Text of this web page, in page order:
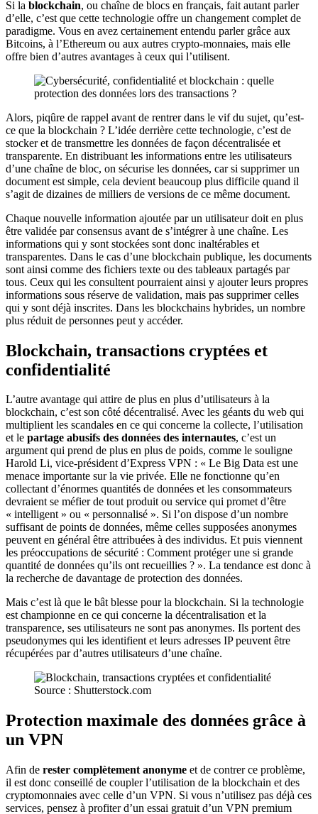
Si la blockchain, ou chaîne de blocs en français, fait autant parler
d’elle, c’est que cette technologie offre un changement complet de
paradigme. Vous en avez certainement entendu parler grâce aux
Bitcoins, à l’Ethereum ou aux autres crypto-monnaies, mais elle
offre bien d’autres avantages à ceux qui l’utilisent.
Alors, piqûre de rappel avant de rentrer dans le vif du sujet, qu’est-
ce que la blockchain ? L’idée derrière cette technologie, c’est de
stocker et de transmettre les données de façon décentralisée et
transparente. En distribuant les informations entre les utilisateurs
d’une chaîne de bloc, on sécurise les données, car si supprimer un
document est simple, cela devient beaucoup plus difficile quand il
s’agit de dizaines de milliers de versions de ce même document.
Chaque nouvelle information ajoutée par un utilisateur doit en plus
être validée par consensus avant de s’intégrer à une chaîne. Les
informations qui y sont stockées sont donc inaltérables et
transparentes. Dans le cas d’une blockchain publique, les documents
sont ainsi comme des fichiers texte ou des tableaux partagés par
tous. Ceux qui les consultent pourraient ainsi y ajouter leurs propres
informations sous réserve de validation, mais pas supprimer celles
qui y sont déjà inscrites. Dans les blockchains hybrides, un nombre
plus réduit de personnes peut y accéder.
Blockchain, transactions cryptées et
confidentialité
L’autre avantage qui attire de plus en plus d’utilisateurs à la
blockchain, c’est son côté décentralisé. Avec les géants du web qui
multiplient les scandales en ce qui concerne la collecte, l’utilisation
et le partage abusifs des données des internautes, c’est un
argument qui prend de plus en plus de poids, comme le souligne
Harold Li, vice-président d’Express VPN : « Le Big Data est une
menace importante sur la vie privée. Elle ne fonctionne qu’en
collectant d’énormes quantités de données et les consommateurs
devraient se méfier de tout produit ou service qui promet d’être
« intelligent » ou « personnalisé ». Si l’on dispose d’un nombre
suffisant de points de données, même celles supposées anonymes
peuvent en général être attribuées à des individus. Et puis viennent
les préoccupations de sécurité : Comment protéger une si grande
quantité de données qu’ils ont recueillies ? ». La tendance est donc à
la recherche de davantage de protection des données.
Mais c’est là que le bât blesse pour la blockchain. Si la technologie
est championne en ce qui concerne la décentralisation et la
transparence, ses utilisateurs ne sont pas anonymes. Ils portent des
pseudonymes qui les identifient et leurs adresses IP peuvent être
récupérées par d’autres utilisateurs d’une chaîne.
Source : Shutterstock.com
Protection maximale des données grâce à
un VPN
Afin de rester complètement anonyme et de contrer ce problème,
il est donc conseillé de coupler l’utilisation de la blockchain et des
cryptomonnaies avec celle d’un VPN. Si vous n’utilisez pas déjà ces
services, pensez à profiter d’un essai gratuit d’un VPN premium